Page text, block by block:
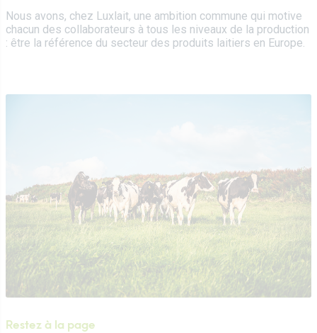
Histoire
Vitarium
Restaurant Molkerei
Contactez-nous
Laits et boissons lactées
Laits fermentés
Crèmes
Yaourts du Luxembourg
Desserts lactés
Glaces
Biscuits
Boissons végétales
Lait 0 KM
Nous avons, chez Luxlait, une ambition commune qui motive
chacun des collaborateurs à tous les niveaux de la production
: être la référence du secteur des produits laitiers en Europe.
Restez à la page